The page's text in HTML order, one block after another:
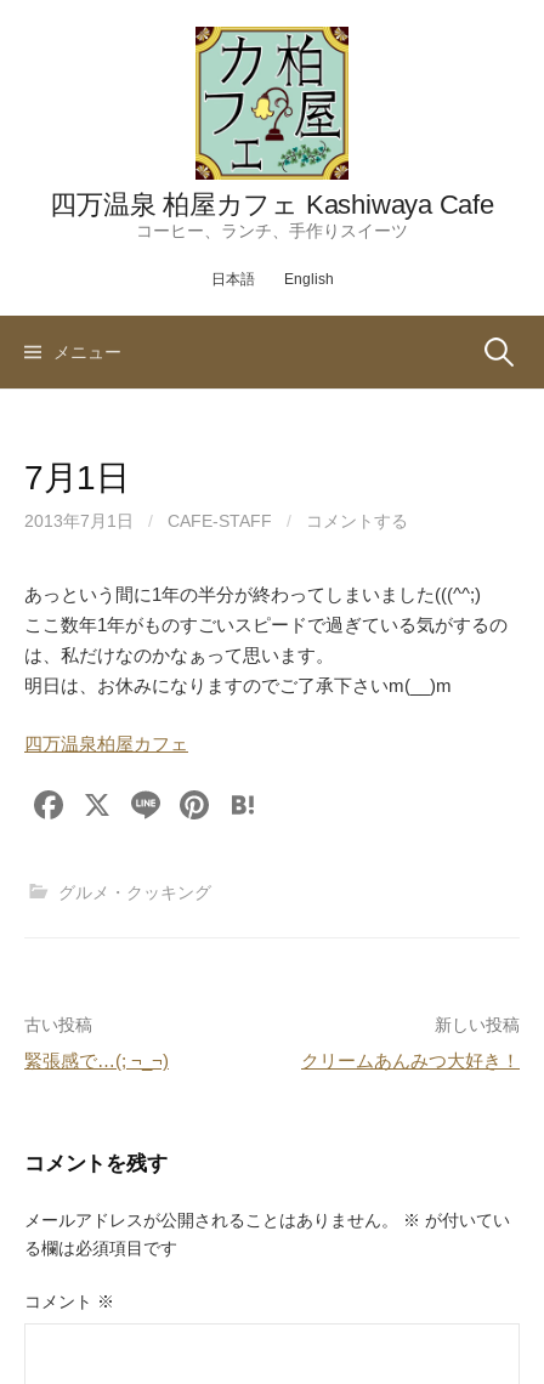
四万温泉 柏屋カフェ Kashiwaya Cafe
コーヒー、ランチ、手作りスイーツ
日本語 English
メニュー 検
7月1日
2013年7月1日 / CAFE-STAFF / コメントする
あっという間に1年の半分が終わってしまいました(((^^;)
ここ数年1年がものすごいスピードで過ぎている気がするの
は、私だけなのかなぁって思います。
明日は、お休みになりますのでご了承下さいm(__)m
四万温泉柏屋カフェ
F
c
o
k
X
Li
e
Pi
グルメ・クッキング
投
稿
ビ
ゲ
ー
シ
古い投稿
緊張感で…(; ¬_¬)
新しい投稿
クリームあんみつ大好き！
コメントを残す
メールアドレスが公開されることはありません。 ※ が付いてい
る欄は必須項目です
コメント ※